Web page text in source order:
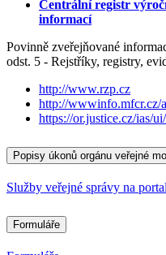
Centrální registr
informací
Povinně zveřejňované
odst. 5 - Rejstříky, registry,
http://www.rzp.cz
http://wwwinfo.mfcr.cz/
https://or.justice.cz/ias/
Popisy úkonů orgánu veřejné
Služby veřejné správy na
Formuláře